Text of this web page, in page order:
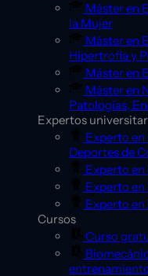
Máster en
la Mujer
Máster en
Hipertrofia y
Máster en
Máster en
Patologías,
Expertos
Experto en
Deportes de
Experto
Experto
Experto
Cursos
Curso